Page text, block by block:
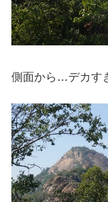
側面から…デカす